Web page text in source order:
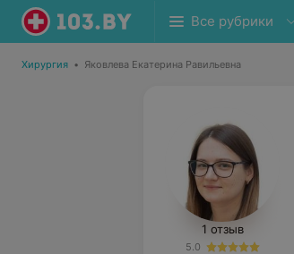
Все рубрики
Хирургия • Яковлева Екатерина Равильевна
1 отзыв
5.0